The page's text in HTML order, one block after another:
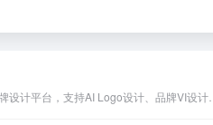
一站式AI品牌设计平台，支持AI Logo设计、品牌VI设计、高端样机设计、AI营销设计等众多种功能